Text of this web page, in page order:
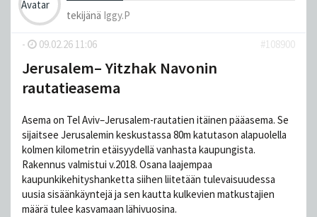
tekijänä Iggy.P
- 09.02.26 11:06 #108900
Jerusalem– Yitzhak Navonin
rautatieasema
Asema on Tel Aviv–Jerusalem-rautatien itäinen pääasema. Se
sijaitsee Jerusalemin keskustassa 80m katutason alapuolella
kolmen kilometrin etäisyydellä vanhasta kaupungista.
Rakennus valmistui v.2018. Osana laajempaa
kaupunkikehityshanketta siihen liitetään tulevaisuudessa
uusia sisäänkäyntejä ja sen kautta kulkevien matkustajien
määrä tulee kasvamaan lähivuosina.